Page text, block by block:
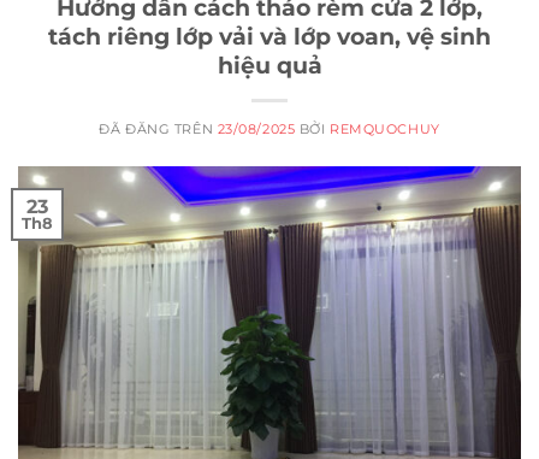
Hướng dẫn cách tháo rèm cửa 2 lớp,
tách riêng lớp vải và lớp voan, vệ sinh
hiệu quả
ĐÃ ĐĂNG TRÊN 23/08/2025 BỞI REMQUOCHUY
23
Th8